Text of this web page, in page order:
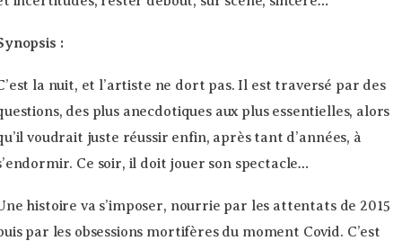
:
la nuit, et l’artiste ne dort pas. Il est traversé par des
des plus anecdotiques aux plus essentielles, alors
voudrait juste réussir enfin, après tant d’années, à
Ce soir, il doit jouer son spectacle…
histoire va s’imposer, nourrie par les attentats de 2015
par les obsessions mortifères du moment Covid. C’est